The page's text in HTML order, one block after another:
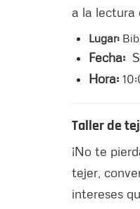
a la lectura
Lugar:
Fecha:
Hora:
Taller de
¡No te
tejer,
intereses